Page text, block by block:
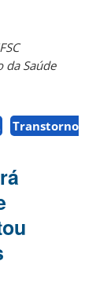
da Saúde
Transtorno